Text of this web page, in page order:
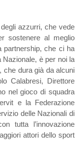
azzurri, che vede
sostenere al meglio
partnership, che ci ha
è per noi la
che dura già da alcuni
Calabresi, Direttore
nel gioco di squadra
e la Federazione
delle Nazionali di
tutta l’innovazione
attori dello sport